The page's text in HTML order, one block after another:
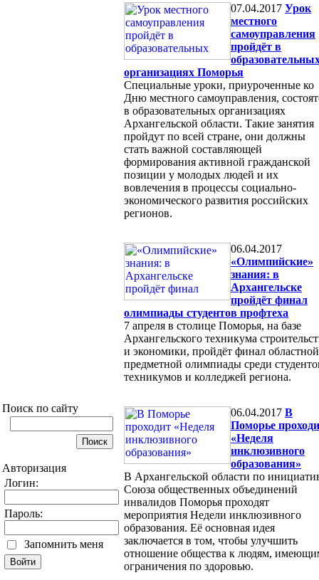
Поиск по сайту
Авторизация
Логин:
Пароль:
Запомнить меня
07.04.2017 Урок
местного
самоуправления
пройдёт в
организациях Поморья
Специальные уроки, приуроченные ко
Дню местного самоуправления,
в образовательных организациях
Архангельской области. Такие занятия
пройдут по всей стране, они должны
стать важной составляющей
формирования активной гражданской
позиции у молодых людей и их
вовлечения в процессы социально-
экономического развития российских
регионов.
06.04.2017
«Олимпийские»
знания: в
Архангельске
пройдёт финал
олимпиады студентов профтеха
7 апреля в столице Поморья, на базе
Архангельского техникума
и экономики, пройдёт финал областной
предметной олимпиады среди
техникумов и колледжей региона.
06.04.2017 В
Поморье
«Неделя
инклюзивного
образования»
В Архангельской области по
Союза общественных объединений
инвалидов Поморья проходят
мероприятия Недели инклюзивного
образования. Её основная идея
заключается в том, чтобы улучшить
отношение общества к людям,
ограничения по здоровью.